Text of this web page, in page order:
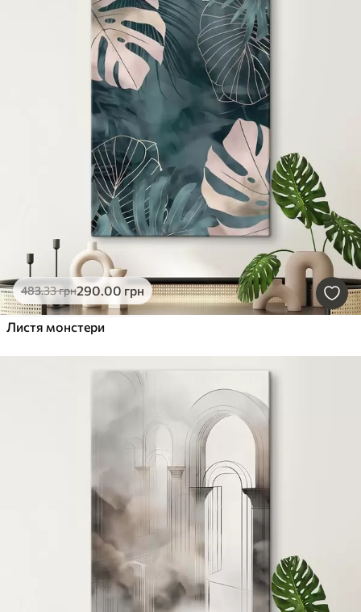
483.33грн290.00 грн
Листя монстери